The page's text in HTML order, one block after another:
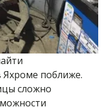
поближе.
сложно